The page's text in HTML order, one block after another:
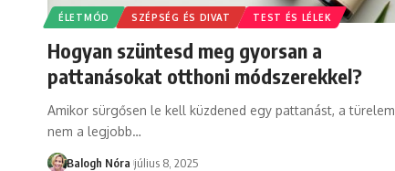
ÉLETMÓD SZÉPSÉG ÉS DIVAT TEST ÉS LÉLEK
Hogyan szüntesd meg gyorsan a
pattanásokat otthoni módszerekkel?
Amikor sürgősen le kell küzdened egy pattanást, a türelem
nem a legjobb…
Balogh Nóra július 8, 2025